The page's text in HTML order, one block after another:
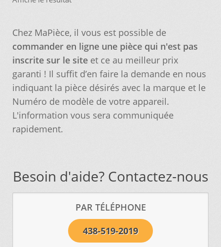
Nos promotions
Notre objectif
Panier
Pour quel type d’appareil ?
Suivez votre commande
Trucs et astuces
Vous ne trouvez pas la pièce sur notre site…
Chez MaPièce, il vous est possible de
commander en ligne une pièce qui n'est pas
inscrite sur le siteet ce au meilleur prix
garanti ! Il suffit d’en faire la demande en nous
indiquant la pièce désirés avec la marque et le
Numéro de modèle de votre appareil.
L'information vous sera communiquée
rapidement.
Besoin d'aide? Contactez-nous
PAR TÉLÉPHONE
438-519-2019